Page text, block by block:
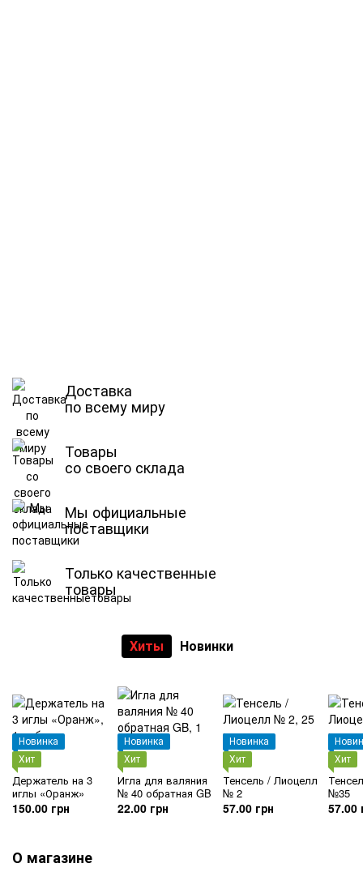
Доставка
по всему миру
Товары
со своего склада
Мы официальные
поставщики
Только качественные
товары
Хиты Новинки
Новинка
Хит
Держатель на 3
иглы «Оранж»
150.00 грн
Новинка
Хит
Игла для валяния
№ 40 обратная GB
22.00 грн
Новинка
Хит
Тенсель / Лиоцелл
№ 2
57.00 грн
Хит
№35
57.00
О магазине